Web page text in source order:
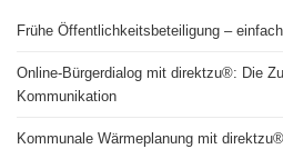
Frühe Öffentlichkeitsbeteiligung –
Online-Bürgerdialog mit direktzu®: Die
Kommunikation
Kommunale Wärmeplanung mit direktzu®